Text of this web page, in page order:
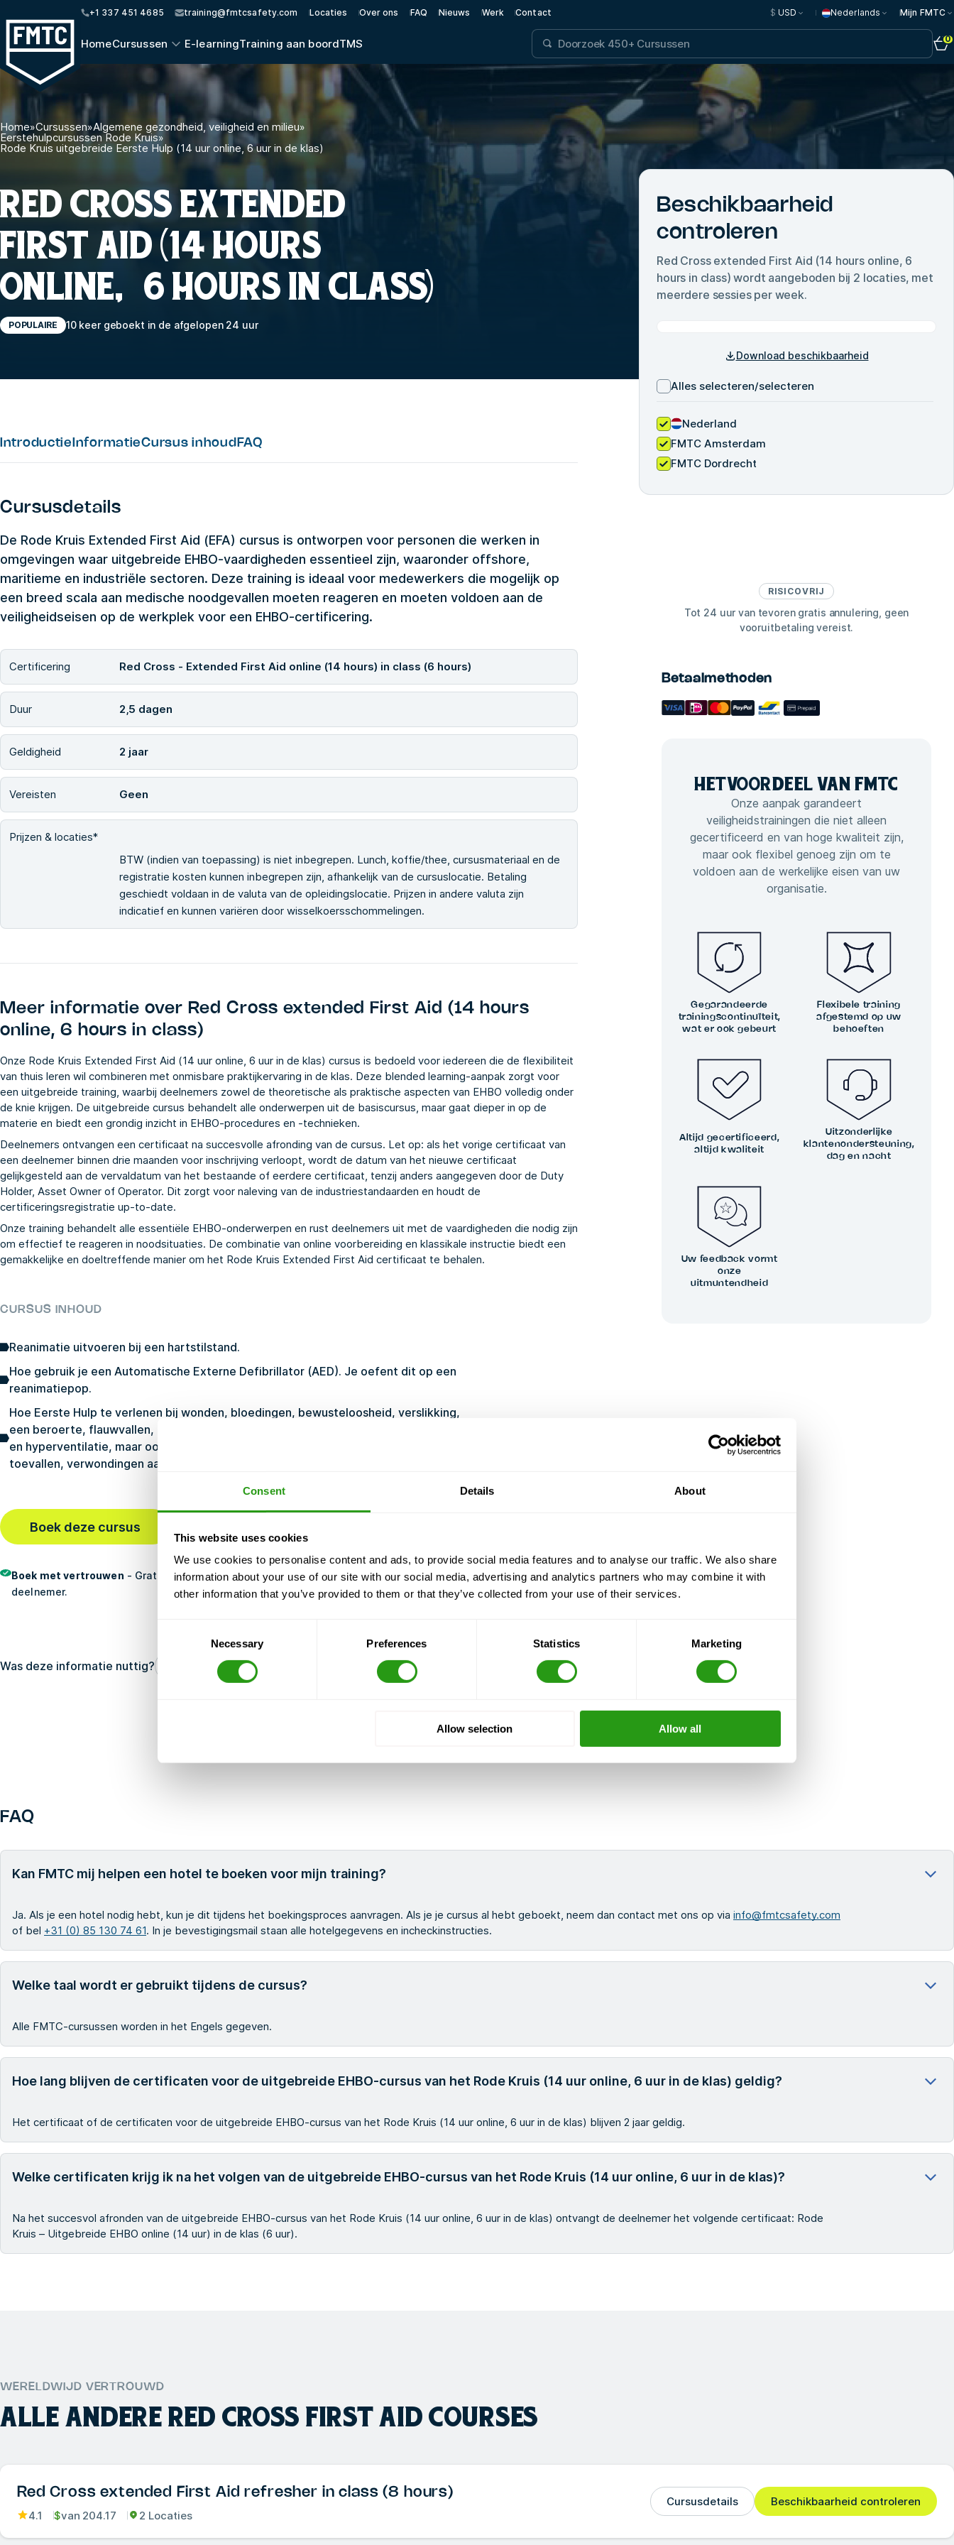
Consent Details About
This website uses cookies
We use cookies to personalise content and ads, to provide social media features and to analyse our traffic. We also share
information about your use of our site with our social media, advertising and analytics partners who may combine it with
other information that you’ve provided to them or that they’ve collected from your use of their services.
Necessary Preferences Statistics Marketing
Allow selection Allow all
+1 337 451 4685 training@fmtcsafety.com Locaties Over ons FAQ Nieuws Werk Contact $ USD Nederlands Mijn FMTC
HomeCursussen E-learningTraining aan boordTMS 0
Home»Cursussen»Algemene gezondheid, veiligheid en milieu»
Eerstehulpcursussen Rode Kruis»
Rode Kruis uitgebreide Eerste Hulp (14 uur online, 6 uur in de klas)
RED CROSS EXTENDED
FIRST AID (14 HOURS
ONLINE, 6 HOURS IN CLASS)
POPULAIRE 10 keer geboekt in de afgelopen 24 uur
Introductie InformatieCursus inhoud FAQ
Cursusdetails
De Rode Kruis Extended First Aid (EFA) cursus is ontworpen voor personen die werken in
omgevingen waar uitgebreide EHBO-vaardigheden essentieel zijn, waaronder offshore,
maritieme en industriële sectoren. Deze training is ideaal voor medewerkers die mogelijk op
een breed scala aan medische noodgevallen moeten reageren en moeten voldoen aan de
veiligheidseisen op de werkplek voor een EHBO-certificering.
Certificering Red Cross - Extended First Aid online (14 hours) in class (6 hours)
Duur 2,5 dagen
Geldigheid 2 jaar
Vereisten Geen
Prijzen & locaties*
BTW (indien van toepassing) is niet inbegrepen. Lunch, koffie/thee, cursusmateriaal en de
registratie kosten kunnen inbegrepen zijn, afhankelijk van de cursuslocatie. Betaling
geschiedt voldaan in de valuta van de opleidingslocatie. Prijzen in andere valuta zijn
indicatief en kunnen variëren door wisselkoersschommelingen.
Meer informatie over Red Cross extended First Aid (14 hours
online, 6 hours in class)
Onze Rode Kruis Extended First Aid (14 uur online, 6 uur in de klas) cursus is bedoeld voor iedereen die de flexibiliteit
van thuis leren wil combineren met onmisbare praktijkervaring in de klas. Deze blended learning-aanpak zorgt voor
een uitgebreide training, waarbij deelnemers zowel de theoretische als praktische aspecten van EHBO volledig onder
de knie krijgen. De uitgebreide cursus behandelt alle onderwerpen uit de basiscursus, maar gaat dieper in op de
materie en biedt een grondig inzicht in EHBO-procedures en -technieken.
Deelnemers ontvangen een certificaat na succesvolle afronding van de cursus. Let op: als het vorige certificaat van
een deelnemer binnen drie maanden voor inschrijving verloopt, wordt de datum van het nieuwe certificaat
gelijkgesteld aan de vervaldatum van het bestaande of eerdere certificaat, tenzij anders aangegeven door de Duty
Holder, Asset Owner of Operator. Dit zorgt voor naleving van de industriestandaarden en houdt de
certificeringsregistratie up-to-date.
Onze training behandelt alle essentiële EHBO-onderwerpen en rust deelnemers uit met de vaardigheden die nodig zijn
om effectief te reageren in noodsituaties. De combinatie van online voorbereiding en klassikale instructie biedt een
gemakkelijke en doeltreffende manier om het Rode Kruis Extended First Aid certificaat te behalen.
CURSUS INHOUD
Reanimatie uitvoeren bij een hartstilstand.
Hoe gebruik je een Automatische Externe Defibrillator (AED). Je oefent dit op een
reanimatiepop.
Hoe Eerste Hulp te verlenen bij wonden, bloedingen, bewusteloosheid, verslikking,
een beroerte, flauwvallen, een hersenschudding, een insectenbeet, kortademigheid
en hyperventilatie, maar ook bij onderkoeling en oververhitting, diabetes, epilepsie,
toevallen, verwondingen aan botten, spieren of gewrichten en pijn op de borst.
Boek deze cursus
Boek met vertrouwen - Gratis annulering, geen vooruitbetaling, en we annuleren nooit. Zelfs bij slechts 1
deelnemer.
Was deze informatie nuttig? Geen
Beschikbaarheid
controleren
Red Cross extended First Aid (14 hours online, 6
hours in class) wordt aangeboden bij 2 locaties, met
meerdere sessies per week.
Download beschikbaarheid
Alles selecteren/selecteren
Nederland
FMTC Amsterdam
FMTC Dordrecht
RISICOVRIJ
Tot 24 uur van tevoren gratis annulering, geen
vooruitbetaling vereist.
Betaalmethoden
HETVOORDEEL VAN FMTC
Onze aanpak garandeert
veiligheidstrainingen die niet alleen
gecertificeerd en van hoge kwaliteit zijn,
maar ook flexibel genoeg zijn om te
voldoen aan de werkelijke eisen van uw
organisatie.
Gegarandeerde
trainingscontinuïteit,
wat er ook gebeurt
Flexibele training
afgestemd op uw
behoeften
Altijd gecertificeerd,
altijd kwaliteit
Uitzonderlijke
klantenondersteuning,
dag en nacht
Uw feedback vormt
onze
uitmuntendheid
FAQ
Kan FMTC mij helpen een hotel te boeken voor mijn training?
Ja. Als je een hotel nodig hebt, kun je dit tijdens het boekingsproces aanvragen. Als je je cursus al hebt geboekt, neem dan contact met ons op via info@fmtcsafety.com
of bel +31 (0) 85 130 74 61. In je bevestigingsmail staan alle hotelgegevens en incheckinstructies.
Welke taal wordt er gebruikt tijdens de cursus?
Alle FMTC-cursussen worden in het Engels gegeven.
Hoe lang blijven de certificaten voor de uitgebreide EHBO-cursus van het Rode Kruis (14 uur online, 6 uur in de klas) geldig?
Het certificaat of de certificaten voor de uitgebreide EHBO-cursus van het Rode Kruis (14 uur online, 6 uur in de klas) blijven 2 jaar geldig.
Welke certificaten krijg ik na het volgen van de uitgebreide EHBO-cursus van het Rode Kruis (14 uur online, 6 uur in de klas)?
Na het succesvol afronden van de uitgebreide EHBO-cursus van het Rode Kruis (14 uur online, 6 uur in de klas) ontvangt de deelnemer het volgende certificaat: Rode
Kruis – Uitgebreide EHBO online (14 uur) in de klas (6 uur).
WERELDWIJD VERTROUWD
ALLE ANDERE RED CROSS FIRST AID COURSES
Red Cross extended First Aid refresher in class (8 hours)
4.1 $van 204.17 2 Locaties
Cursusdetails Beschikbaarheid controleren